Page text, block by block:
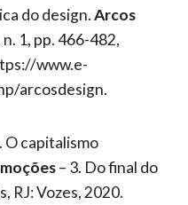
do design.Arcos
n. 1, pp. 466-482,
www.e-
arcosdesign.
O capitalismo
– 3. Do final do
RJ: Vozes, 2020.